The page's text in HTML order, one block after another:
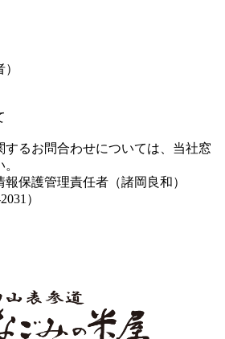
するお問合わせについては、当社窓
保護管理責任者（諸岡良和）
）